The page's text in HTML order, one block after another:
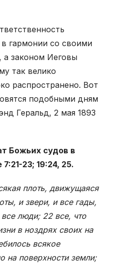
в гармонии со своими
а законом Иеговы
так велико
распространено. Вот
подобными дням
Геральд, 2 мая 1893
Божьих судов в
23; 19:24, 25.
плоть, движущаяся
и звери, и все гады,
люди; 22 все, что
в ноздрях своих на
всякое
на поверхности земли;